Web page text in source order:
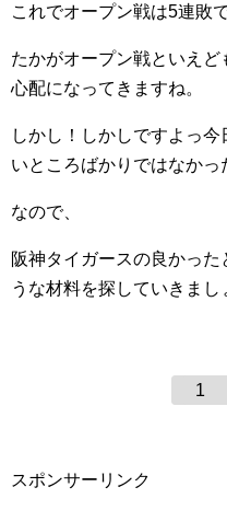
これでオープン戦は5連敗
たかがオープン戦といえ
心配になってきますね。
しかし！しかしですよっ
いところばかりではなかっ
なので、
阪神タイガースの良かっ
うな材料を探していきまし
1
スポンサーリンク